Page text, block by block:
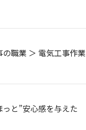
職業 ＞ 電気工事作業
と”安心感を与えた